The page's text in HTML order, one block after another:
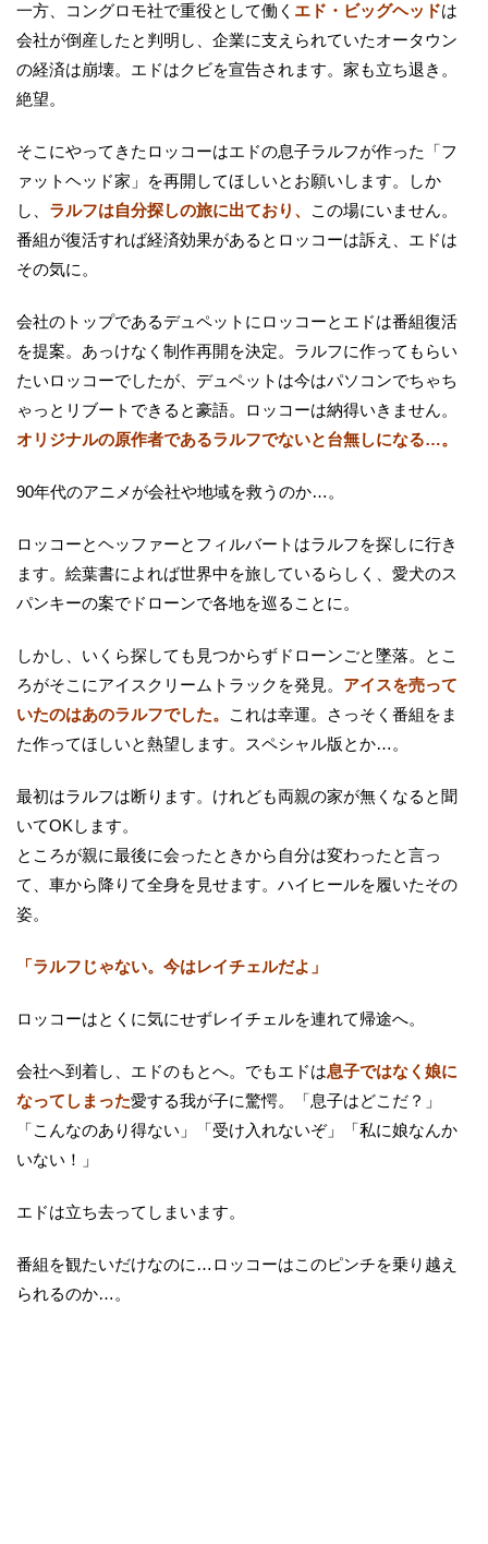
一方、コングロモ社で重役として働く エド・ビッグヘッドは
会社が倒産したと判明し、企業に支えられていたオータウン
の経済は崩壊。エドはクビを宣告されます。家も立ち退き。
絶望。
そこにやってきたロッコーはエドの息子ラルフが作った「フ
ァットヘッド家」を再開してほしいとお願いします。しか
し、 ラルフは自分探しの旅に出ており、
この場にいません。
番組が復活すれば経済効果があるとロッコーは訴え、エドは
その気に。
会社のトップであるデュペットにロッコーとエドは番組復活
を提案。あっけなく制作再開を決定。ラルフに作ってもらい
たいロッコーでしたが、デュペットは今はパソコンでちゃち
ゃっとリブートできると豪語。ロッコーは納得いきません。
オリジナルの原作者であるラルフでないと台無しになる…。
90年代のアニメが会社や地域を救うのか…。
ロッコーとヘッファーとフィルバートはラルフを探しに行き
ます。絵葉書によれば世界中を旅しているらしく、愛犬のス
パンキーの案でドローンで各地を巡ることに。
しかし、いくら探しても見つからずドローンごと墜落。とこ
ろがそこにアイスクリームトラックを発見。 アイスを売って
いたのはあのラルフでした。
これは幸運。さっそく番組をま
た作ってほしいと熱望します。スペシャル版とか…。
最初はラルフは断ります。けれども両親の家が無くなると聞
いてOKします。
ところが親に最後に会ったときから自分は変わったと言っ
て、車から降りて全身を見せます。ハイヒールを履いたその
姿。
「ラルフじゃない。今はレイチェルだよ」
ロッコーはとくに気にせずレイチェルを連れて帰途へ。
会社へ到着し、エドのもとへ。でもエドは息子ではなく娘に
なってしまった愛する我が子に驚愕。「息子はどこだ？」
「こんなのあり得ない」「受け入れないぞ」「私に娘なんか
いない！」
エドは立ち去ってしまいます。
番組を観たいだけなのに…ロッコーはこのピンチを乗り越え
られるのか…。